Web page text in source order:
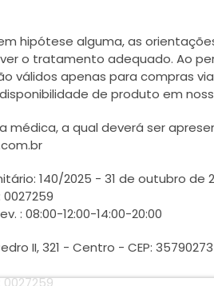
hipótese alguma, as
o tratamento adequado. Ao
válidos apenas para compras
de produto em
a qual deverá ser
140/2025 - 31 de outubro de
: 08:00-12:00-14:00-20:00
II, 321 - Centro - CEP: